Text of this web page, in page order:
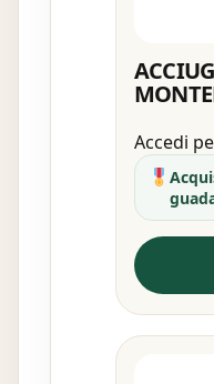
Accedi